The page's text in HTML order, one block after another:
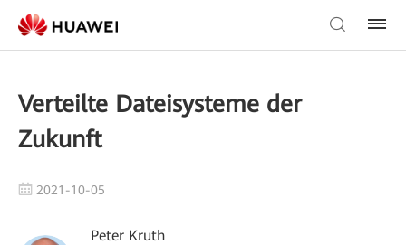
Verteilte Dateisysteme der
Zukunft
2021-10-05
Peter Kruth